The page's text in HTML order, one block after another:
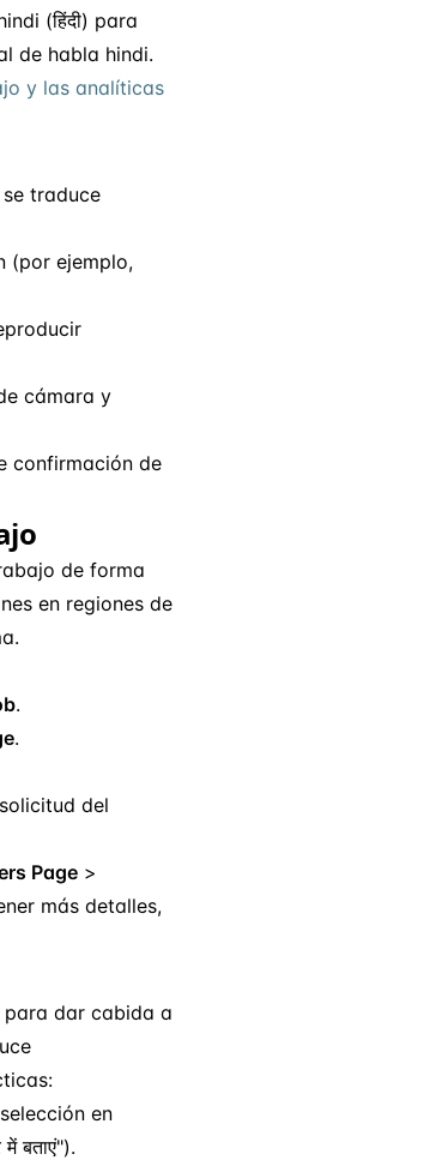
(हिंदी) para
de habla hindi.
y las analíticas
traduce
(por ejemplo,
cámara y
confirmación de
de forma
en regiones de
.
.
del
Page >
más detalles,
para dar cabida a
en
बताएं").